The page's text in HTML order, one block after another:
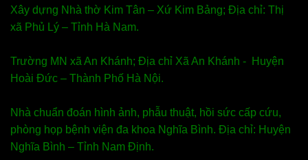
Xây dựng Nhà thờ Kim Tân – Xứ Kim Bảng; Địa chỉ: Thị
xã Phủ Lý – Tỉnh Hà Nam.
Trường MN xã An Khánh; Địa chỉ Xã An Khánh - Huyện
Hoài Đức – Thành Phố Hà Nội.
Nhà chuẩn đoán hình ảnh, phẫu thuật, hồi sức cấp cứu,
phòng họp bệnh viện đa khoa Nghĩa Bình. Địa chỉ: Huyện
Nghĩa Bình – Tỉnh Nam Định.